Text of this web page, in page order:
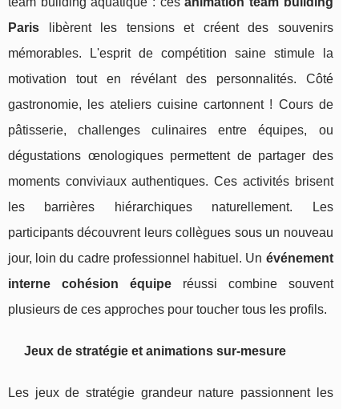
Paris libèrent les tensions et créent des souvenirs
mémorables. L'esprit de compétition saine stimule la
motivation tout en révélant des personnalités. Côté
gastronomie, les ateliers cuisine cartonnent ! Cours de
pâtisserie, challenges culinaires entre équipes, ou
dégustations œnologiques permettent de partager des
moments conviviaux authentiques. Ces activités brisent
les barrières hiérarchiques naturellement. Les
participants découvrent leurs collègues sous un nouveau
jour, loin du cadre professionnel habituel. Un événement
interne cohésion équiperéussi combine souvent
plusieurs de ces approches pour toucher tous les profils.
Jeux de stratégie et animations sur-mesure
Les jeux de stratégie grandeur nature passionnent les